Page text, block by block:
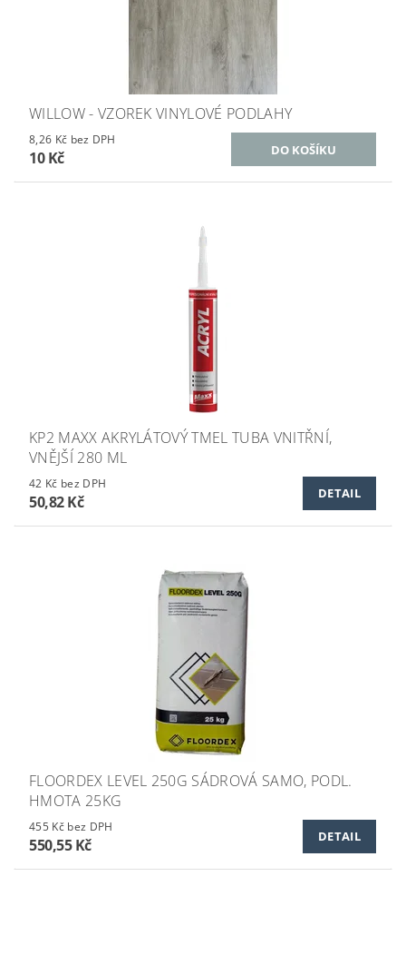
WILLOW - VZOREK VINYLOVÉ PODLAHY
8,26 Kč bez DPH
10 Kč
KP2 MAXX AKRYLÁTOVÝ TMEL TUBA VNITŘNÍ,
VNĚJŠÍ 280 ML
42 Kč bez DPH
50,82 Kč DETAIL
FLOORDEX LEVEL 250G SÁDROVÁ SAMO, PODL.
HMOTA 25KG
455 Kč bez DPH
550,55 Kč DETAIL